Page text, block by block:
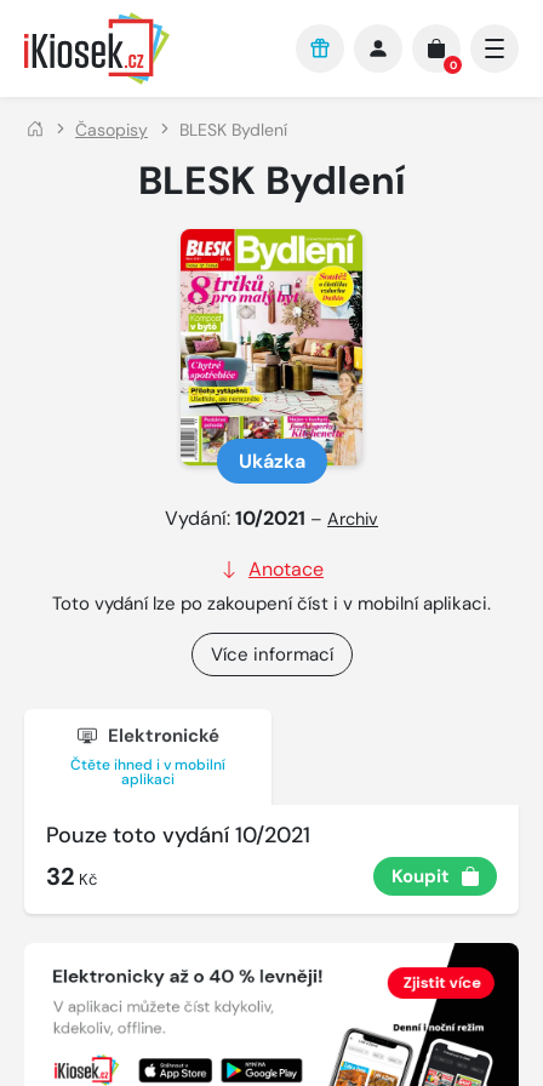
Přejít na hlavní obsah
0
Časopisy BLESK Bydlení
BLESK Bydlení
Ukázka
Vydání:10/2021 – Archiv
Anotace
Toto vydání lze po zakoupení číst i v mobilní aplikaci.
Více informací
Elektronické
Čtěte ihned i v mobilní
aplikaci
Pouze toto vydání 10/2021
32 Kč Koupit